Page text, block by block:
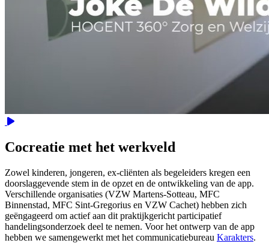
Video
Cocreatie met het werkveld
Zowel kinderen, jongeren, ex-cliënten als begeleiders kregen een
doorslaggevende stem in de opzet en de ontwikkeling van de app.
Verschillende organisaties (VZW Martens-Sotteau, MFC
Binnenstad, MFC Sint-Gregorius en VZW Cachet) hebben zich
geëngageerd om actief aan dit praktijkgericht participatief
handelingsonderzoek deel te nemen. Voor het ontwerp van de app
hebben we samengewerkt met het communicatiebureau Karakters.